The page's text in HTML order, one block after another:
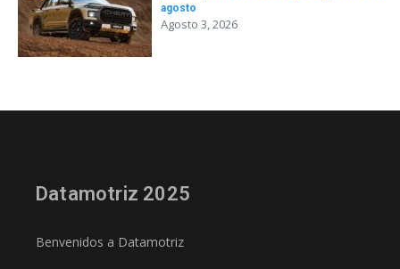
agosto
Agosto 3, 2026
Datamotriz 2025
Benvenidos a Datamotriz